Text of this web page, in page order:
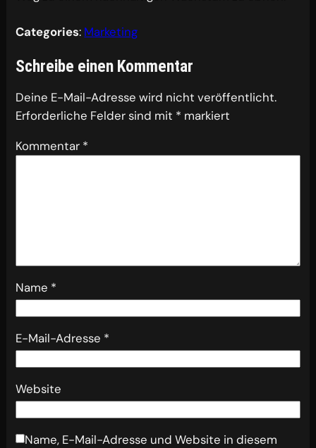
Categories: Marketing
Schreibe einen Kommentar
Deine E-Mail-Adresse wird nicht veröffentlicht.
Erforderliche Felder sind mit * markiert
Kommentar *
Name *
E-Mail-Adresse *
Website
Name, E-Mail-Adresse und Website in diesem